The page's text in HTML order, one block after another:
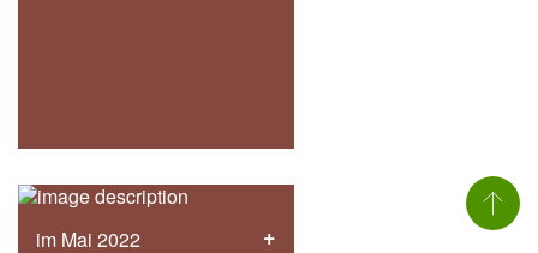
im Mai 2022 +